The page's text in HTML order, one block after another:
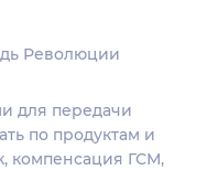
Революции
для передачи
по продуктам и
компенсация ГСМ,